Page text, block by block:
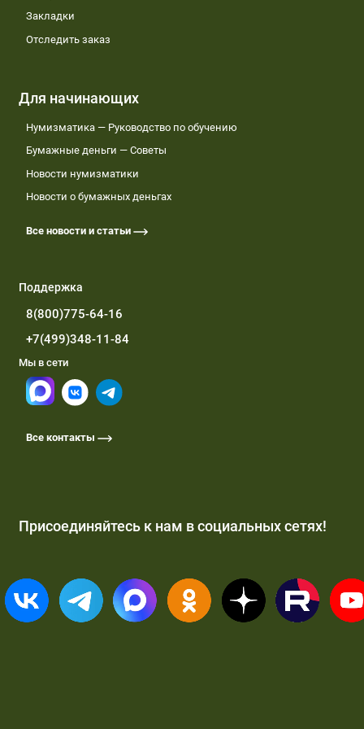
самоуправления, после чего
направляются в законодательный
исполнительный органы
государственной власти субъекта
РФ. Они рассматривают
предложения и принимают решение
обратиться к главе государства с
Ходатайство с приложением к нему
экспертным заключением РАН,
подтверждающим наличие
оснований, рассматривается
Российским организационным
трудовой доблести» присваивается
мая 2021 года
Из указа подписанного 20 мая 2021 года Президентом
России Владимиром Путиным: «За значительный
вклад жителей городов в достижение Победы в
Закладки
Отследить заказ
Для начинающих
Нумизматика — Руководство по обучению
Бумажные деньги — Советы
Новости нумизматики
Новости о бумажных деньгах
Все новости и статьи
Поддержка
8(800)775-64-16
+7(499)348-11-84
Мы в сети
Все контакты
Присоединяйтесь к нам в социальных сетях!